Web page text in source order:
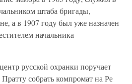
штаба бригады,
а в 1907 году был уже назначен
начальника
русской охранки поручает
собрать компромат на Ре